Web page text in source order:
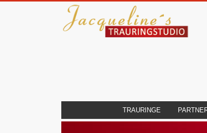
TRAURINGE